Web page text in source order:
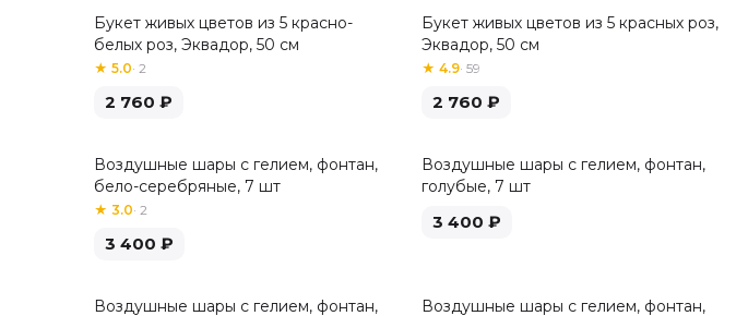
Букет живых цветов из 5 красно-
белых роз, Эквадор, 50 см
★ 5.0· 2
2 760 ₽
Хит
Букет живых цветов из 5 красных роз,
Эквадор, 50 см
★ 4.9· 59
2 760 ₽
Воздушные шары с гелием, фонтан,
бело-серебряные, 7 шт
★ 3.0· 2
3 400 ₽
Воздушные шары с гелием, фонтан,
голубые, 7 шт
3 400 ₽
Воздушные шары с гелием, фонтан,
Воздушные шары с гелием, фонтан,